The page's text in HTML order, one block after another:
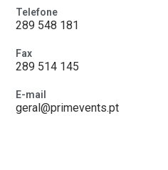
Telefone
289 548 181
Fax
289 514 145
E-mail
geral@primevents.pt